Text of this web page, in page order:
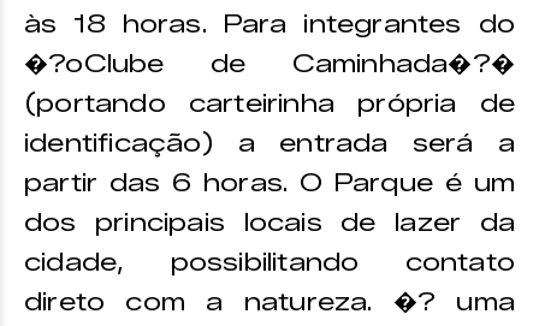
às 18 horas. Para integrantes do
�?oClube de Caminhada�?�
(portando carteirinha própria de
identificação) a entrada será a
partir das 6 horas. O Parque é um
dos principais locais de lazer da
cidade, possibilitando contato
direto com a natureza. �? uma